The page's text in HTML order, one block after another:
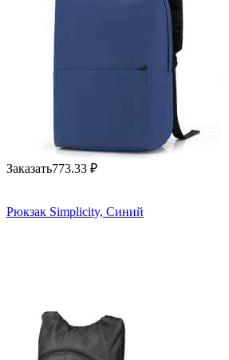
Заказать773.33 ₽
Рюкзак Simplicity, Синий